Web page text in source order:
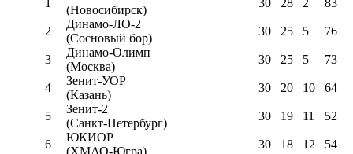
1
(Новосибирск)
30 28 2 83
2
Динамо-ЛО-2
(Сосновый бор)
30 25 5 76
3
Динамо-Олимп
(Москва)
30 25 5 73
4
Зенит-УОР
(Казань)
30 20 10 64
5
Зенит-2
(Санкт-Петербург)
30 19 11 52
6
ЮКИОР
(ХМАО-Югра)
30 18 12 54